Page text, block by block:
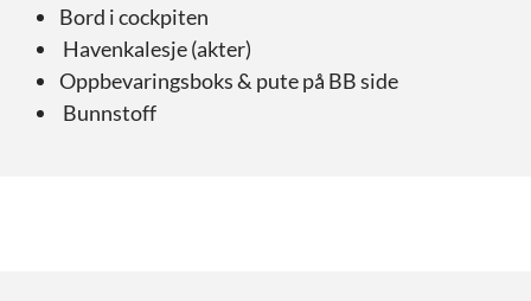
Bord i cockpiten
Havenkalesje (akter)
Oppbevaringsboks & pute på BB side
Bunnstoff